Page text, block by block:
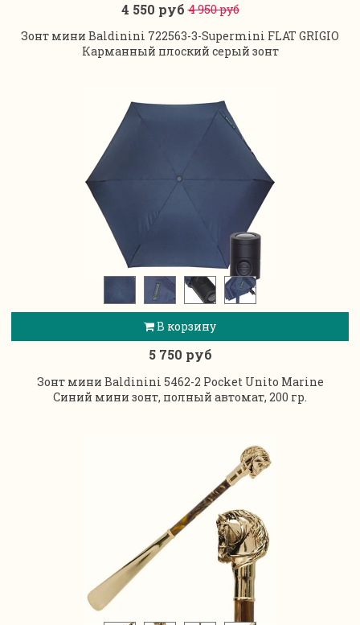
4 550 руб4 950 руб
Зонт мини Baldinini 722563-3-Supermini FLAT GRIGIO
Карманный плоский серый зонт
В корзину
5 750 руб
Зонт мини Baldinini 5462-2 Pocket Unito Marine
Синий мини зонт, полный автомат, 200 гр.